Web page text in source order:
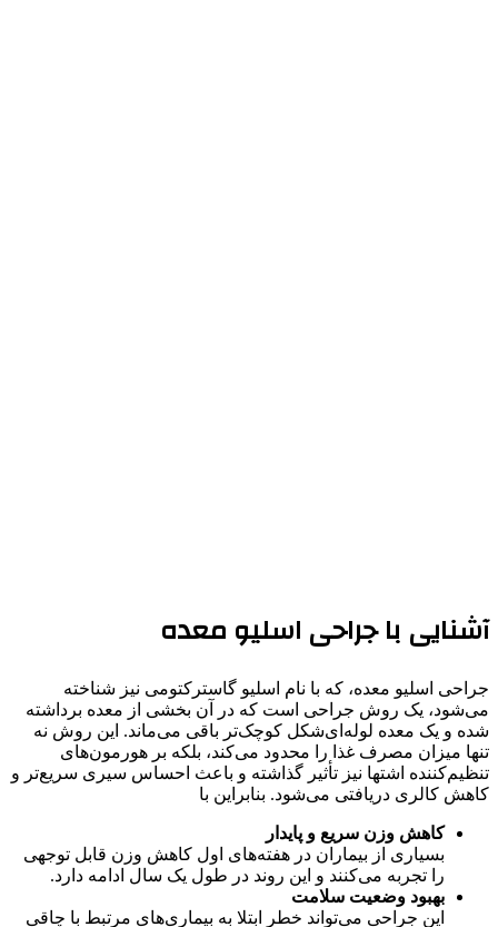
آشنایی با جراحی اسلیو معده
جراحی اسلیو معده، که با نام اسلیو گاسترکتومی نیز شناخته
می‌شود، یک روش جراحی است که در آن بخشی از معده برداشته
شده و یک معده لوله‌ای‌شکل کوچک‌تر باقی می‌ماند. این روش نه
تنها میزان مصرف غذا را محدود می‌کند، بلکه بر هورمون‌های
تنظیم‌کننده اشتها نیز تأثیر گذاشته و باعث احساس سیری سریع‌تر و
کاهش کالری دریافتی می‌شود. بنابراین با
کاهش وزن سریع و پایدار
بسیاری از بیماران در هفته‌های اول کاهش وزن قابل توجهی
را تجربه می‌کنند و این روند در طول یک سال ادامه دارد.
بهبود وضعیت سلامت
این جراحی می‌تواند خطر ابتلا به بیماری‌های مرتبط با چاقی